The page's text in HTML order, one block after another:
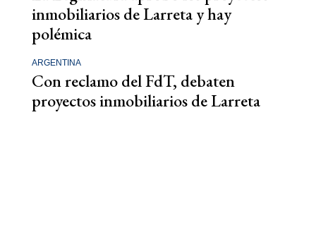
inmobiliarios de Larreta y hay
polémica
ARGENTINA
Con reclamo del FdT, debaten
proyectos inmobiliarios de Larreta